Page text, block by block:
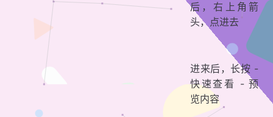
后，右上角箭
头，点进去
进来后，长按 -
快速查看 - 预
览内容